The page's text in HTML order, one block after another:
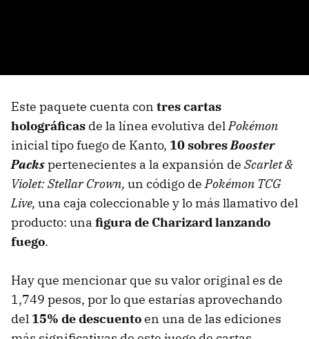
Este paquete cuenta con tres cartas
holográficas de la línea evolutiva delPokémon
inicial tipo fuego de Kanto, 10 sobresBooster
Packspertenecientes a la expansión de Scarlet &
Violet: Stellar Crown, un código dePokémon TCG
Live, una caja coleccionable y lo más llamativo del
producto: una figura de Charizard lanzando
fuego.
Hay que mencionar que su valor original es de
1,749 pesos, por lo que estarías aprovechando
del 15% de descuentoen una de las ediciones